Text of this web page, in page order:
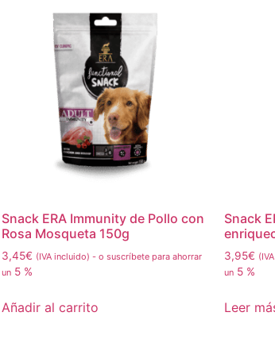
Snack ERA Immunity de Pollo con
Rosa Mosqueta 150g
3,45€ (IVA incluido) - o suscríbete para ahorrar
un 5 %
Añadir al carrito
Snack
3,95€
un 5 %
Leer